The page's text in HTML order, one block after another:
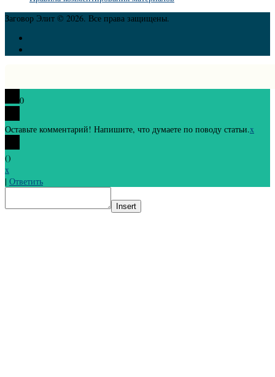
Заговор Элит © 2026. Все права защищены.
0
Оставьте комментарий! Напишите, что думаете по поводу статьи.x
()
x
| Ответить
Insert